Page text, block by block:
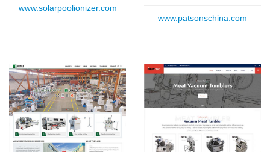
www.solarpoolionizer.com
www.patsonschina.com